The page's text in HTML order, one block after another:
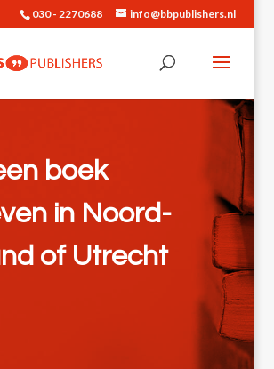
030 - 2270688 info@bbpublishers.nl
boek
in Noord-
of Utrecht